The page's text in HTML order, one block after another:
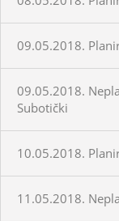
09.05.2018.
09.05.2018.
Subotički
10.05.2018.
11.05.2018.